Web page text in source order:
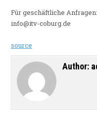
Für geschäftliche Anfragen:
info@itv-coburg.de
source
Author: